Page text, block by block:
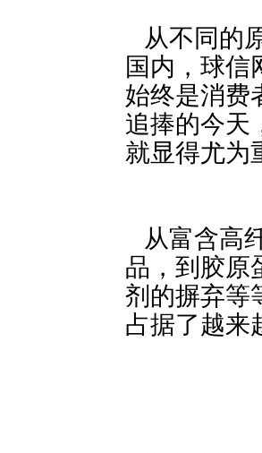
从不同的
国内，球信
始终是消费
追捧的今天
就显得尤为
从富含高纤
品，到胶原
剂的摒弃等
占据了越来